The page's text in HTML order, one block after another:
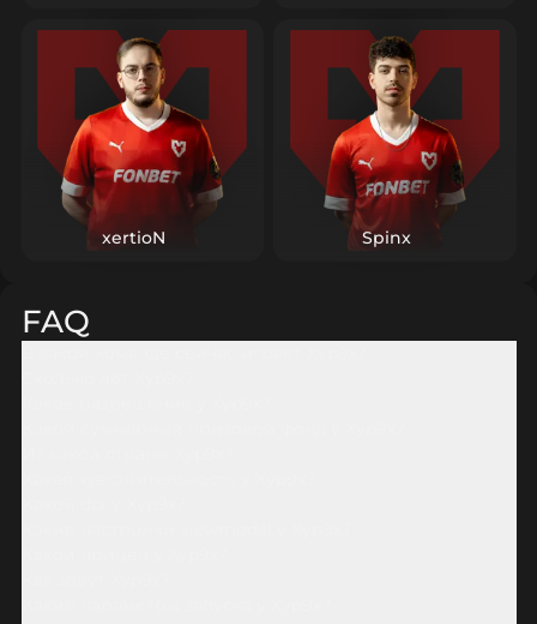
«рабочая» роль и дисциплина по решениям создают
фундамент для побед на самой высокой планке.
xertioN Spinx
FAQ